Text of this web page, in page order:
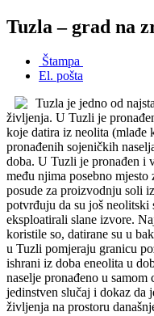
Tuzla – grad na
Štampa
El. pošta
Tuzla je jedno od
življenja. U Tuzli je
koje datira iz neolita (mlađe
pronađenih sojeničkih
doba. U Tuzli je pronađen i
među njima posebno
posude za proizvodnju soli
potvrđuju da su još
eksploatirali slane izvore.
koristile so, datirane su u
u Tuzli pomjeraju granicu
ishrani iz doba eneolita u
naselje pronađeno u samom
jedinstven slučaj i dokaz da
življenja na prostoru